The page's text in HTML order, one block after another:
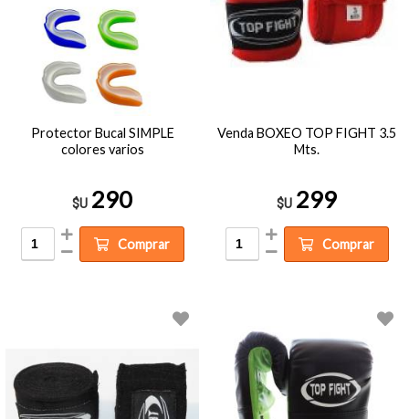
Protector Bucal SIMPLE
colores varios
$U 290
Comprar
Venda BOXEO TOP FIGHT 3.5
Mts.
$U 299
Comprar